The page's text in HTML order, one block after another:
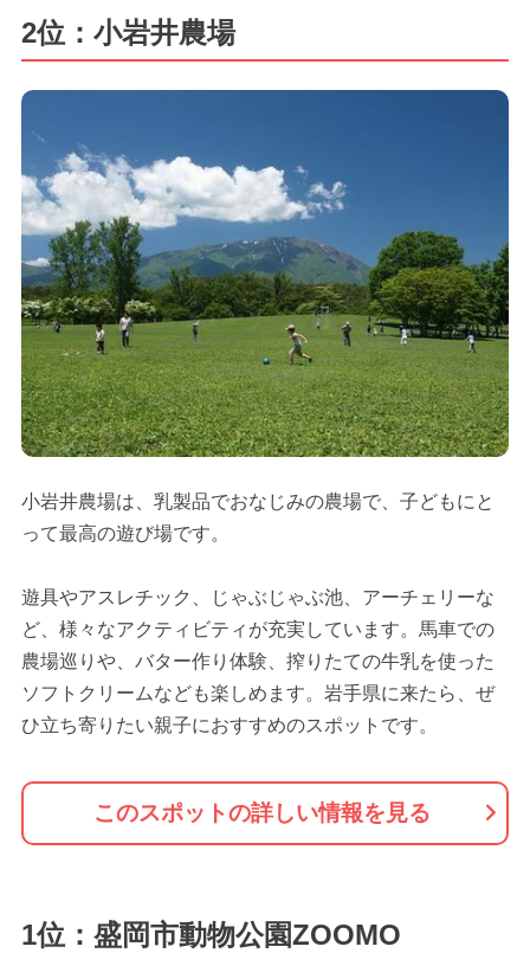
2位：小岩井農場
小岩井農場は、乳製品でおなじみの農場で、子どもにと
って最高の遊び場です。
遊具やアスレチック、じゃぶじゃぶ池、アーチェリーな
ど、様々なアクティビティが充実しています。馬車での
農場巡りや、バター作り体験、搾りたての牛乳を使った
ソフトクリームなども楽しめます。岩手県に来たら、ぜ
ひ立ち寄りたい親子におすすめのスポットです。
このスポットの詳しい情報を見る
1位：盛岡市動物公園ZOOMO